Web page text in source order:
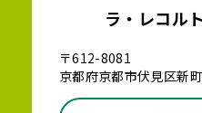
ラ・レコル
〒612-8081
京都府京都市伏見区新